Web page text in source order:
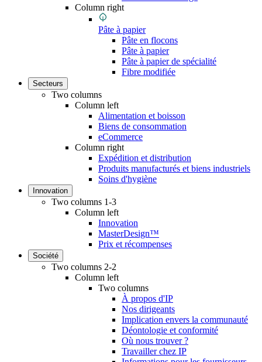
Column right
Pâte à papier
Pâte en flocons
Pâte à papier
Pâte à papier de spécialité
Fibre modifiée
Secteurs
Two columns
Column left
Alimentation et boisson
Biens de consommation
eCommerce
Column right
Expédition et distribution
Produits manufacturés et biens industriels
Soins d'hygiène
Innovation
Two columns 1-3
Column left
Innovation
MasterDesign™
Prix et récompenses
Société
Two columns 2-2
Column left
Two columns
À propos d'IP
Nos dirigeants
Implication envers la communauté
Déontologie et conformité
Où nous trouver ?
Travailler chez IP